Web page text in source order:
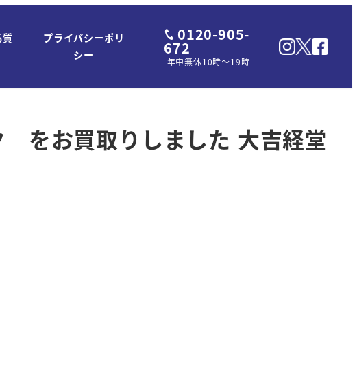
質
プライバシーポリ
シー
0120-905-
672
年中無休10時～19時
をお買取りしました 大吉経堂